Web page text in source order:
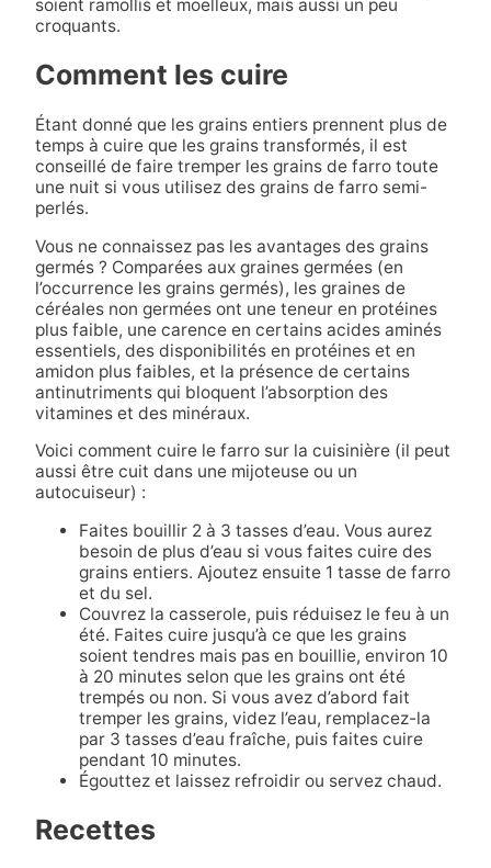
soient ramollis et moelleux, mais aussi un peu
croquants.
Comment les cuire
Étant donné que les grains entiers prennent plus de
temps à cuire que les grains transformés, il est
conseillé de faire tremper les grains de farro toute
une nuit si vous utilisez des grains de farro semi-
perlés.
Vous ne connaissez pas les avantages des grains
germés ? Comparées aux graines germées (en
l’occurrence les grains germés), les graines de
céréales non germées ont une teneur en protéines
plus faible, une carence en certains acides aminés
essentiels, des disponibilités en protéines et en
amidon plus faibles, et la présence de certains
antinutriments qui bloquent l’absorption des
vitamines et des minéraux.
Voici comment cuire le farro sur la cuisinière (il peut
aussi être cuit dans une mijoteuse ou un
autocuiseur) :
Faites bouillir 2 à 3 tasses d’eau. Vous aurez
besoin de plus d’eau si vous faites cuire des
grains entiers. Ajoutez ensuite 1 tasse de farro
et du sel.
Couvrez la casserole, puis réduisez le feu à un
été. Faites cuire jusqu’à ce que les grains
soient tendres mais pas en bouillie, environ 10
à 20 minutes selon que les grains ont été
trempés ou non. Si vous avez d’abord fait
tremper les grains, videz l’eau, remplacez-la
par 3 tasses d’eau fraîche, puis faites cuire
pendant 10 minutes.
Égouttez et laissez refroidir ou servez chaud.
Recettes